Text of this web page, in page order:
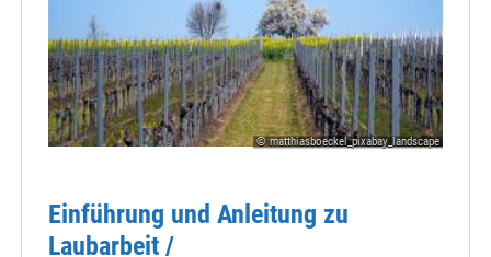
© matthiasboeckel_pixabay_landscape
Einführung und Anleitung zu
Laubarbeit /